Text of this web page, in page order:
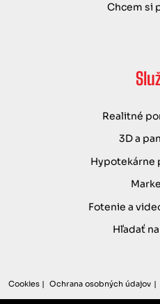
Chcem si
Realitné
3D a
Hypotekárne
Fotenie a
Hľadať
Cookies Ochrana osobných údajov